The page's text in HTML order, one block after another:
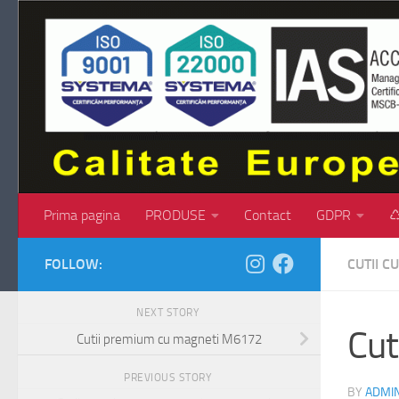
Skip to content
Prima pagina PRODUSE Contact GDPR
CUTII
BY
FOLLOW:
NEXT STORY
Cutii premium cu magneti M6172
PREVIOUS STORY